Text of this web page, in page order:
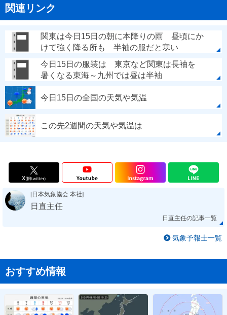
関連リンク
関東は今日15日の朝に本降りの雨 昼頃にか
けて強く降る所も 半袖の服だと寒い
今日15日の服装は 東京など関東は長袖を
暑くなる東海～九州では昼は半袖
今日15日の全国の天気や気温
この先2週間の天気や気温は
[日本気象協会 本社]
日直主任
日直主任の記事一覧
気象予報士一覧
おすすめ情報